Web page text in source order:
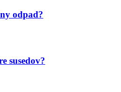
odpad?
susedov?